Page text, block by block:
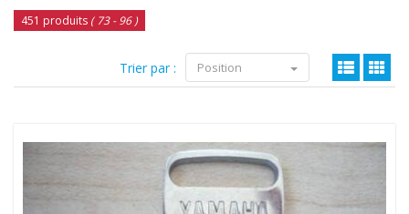
451 produits ( 73 - 96 )
Trier par : Position